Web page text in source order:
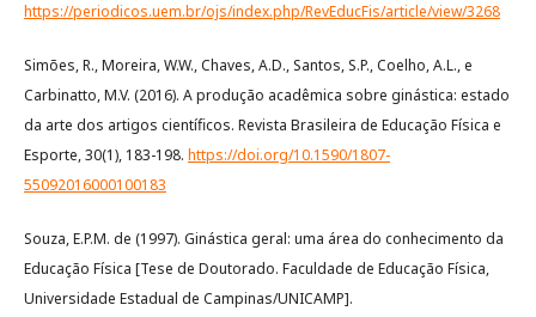
https://periodicos.uem.br/ojs/index.php/RevEducFis/article/view/3268
Simões, R., Moreira, W.W., Chaves, A.D., Santos, S.P., Coelho, A.L., e
Carbinatto, M.V. (2016). A produção acadêmica sobre ginástica: estado
da arte dos artigos cientíﬁcos. Revista Brasileira de Educação Física e
Esporte, 30(1), 183-198. https://doi.org/10.1590/1807-
55092016000100183
Souza, E.P.M. de (1997). Ginástica geral: uma área do conhecimento da
Educação Física [Tese de Doutorado. Faculdade de Educação Física,
Universidade Estadual de Campinas/UNICAMP].